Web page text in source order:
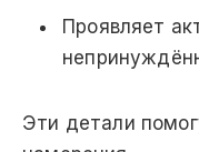
Проявляет
Эти детали